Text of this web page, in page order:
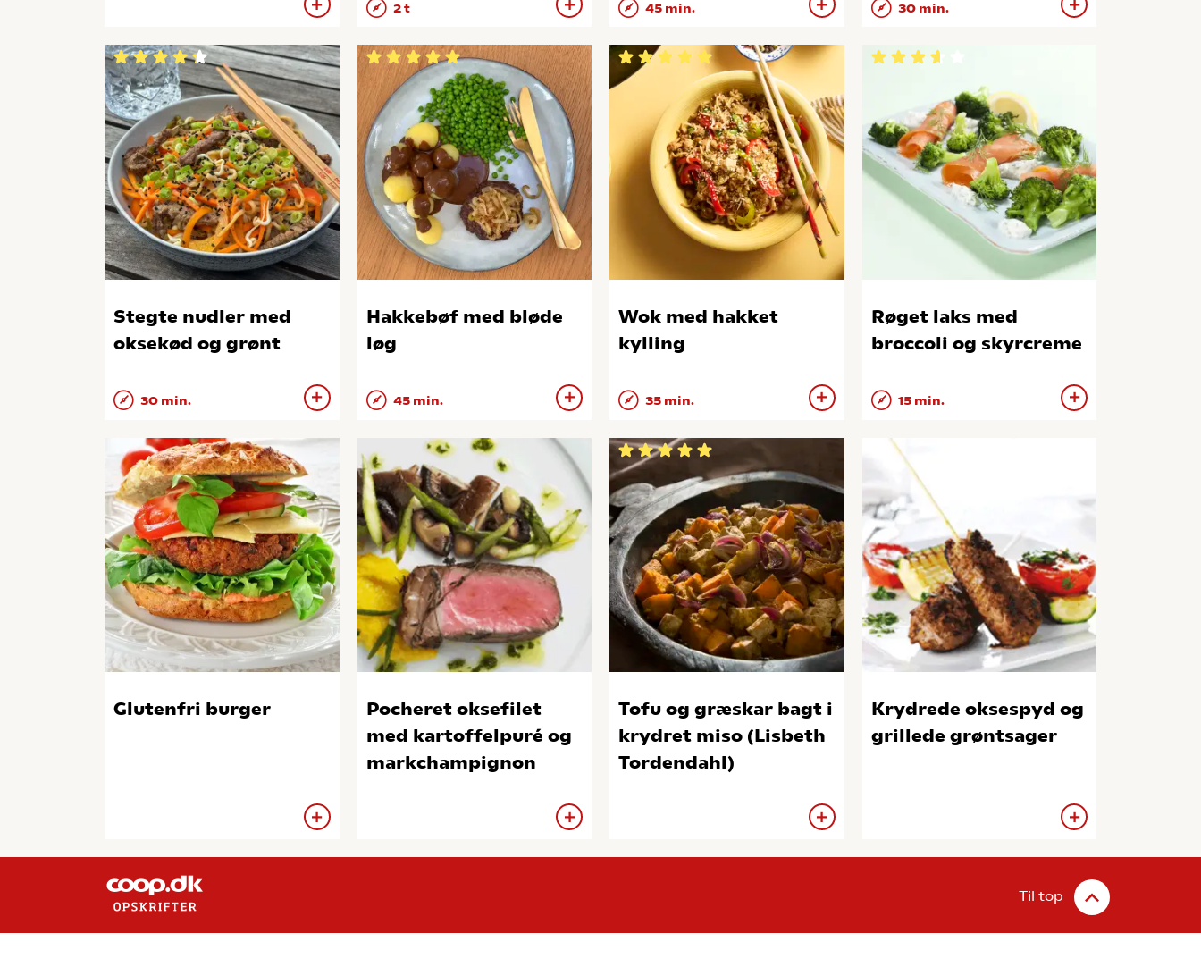
2 t 45 min. 30 min.
Stegte nudler med
oksekød og grønt
30 min.
Hakkebøf med bløde
løg
45 min.
Wok med hakket
kylling
35 min.
Røget laks med
broccoli og skyrcreme
15 min.
Glutenfri burger
Pocheret oksefilet
med kartoffelpuré og
markchampignon
Tofu og græskar bagt i
krydret miso (Lisbeth
Tordendahl)
Krydrede oksespyd og
grillede grøntsager
Til top